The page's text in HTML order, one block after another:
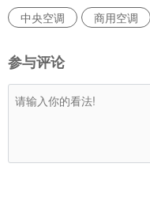
中央空调 商用空调
参与评论